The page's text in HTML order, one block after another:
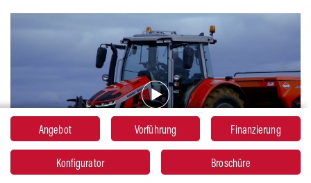
Broschüre Angebot Vorführung
Finanzierung Konfgurator
Angebot Vorführung Finanzierung
Konfigurator Broschüre